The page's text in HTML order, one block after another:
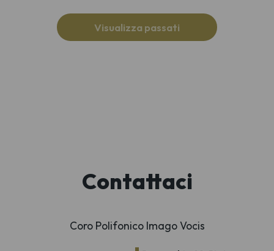
Visualizza passati
Contattaci
Coro Polifonico Imago Vocis